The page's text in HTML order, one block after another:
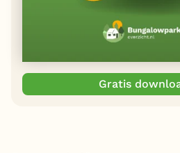
Gratis